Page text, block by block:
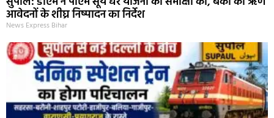
आवेदनों के शीघ्र निष्पादन का निर्देश
News Express Bihar